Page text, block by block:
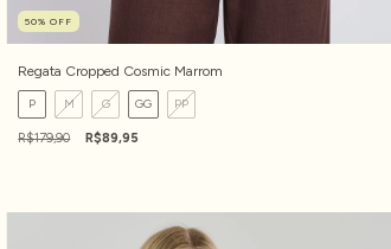
50%OFF
Regata Cropped Cosmic Marrom
P M G GG PP
R$179,90 R$89,95